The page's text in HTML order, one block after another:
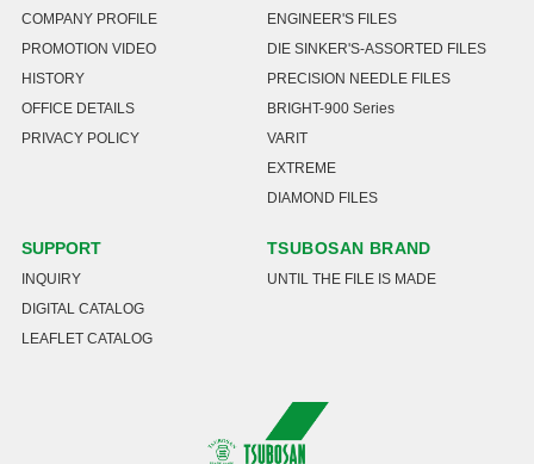
COMPANY PROFILE
PROMOTION VIDEO
HISTORY
OFFICE DETAILS
PRIVACY POLICY
ENGINEER'S FILES
DIE SINKER'S-ASSORTED FILES
PRECISION NEEDLE FILES
BRIGHT-900 Series
VARIT
EXTREME
DIAMOND FILES
SUPPORT
INQUIRY
DIGITAL CATALOG
LEAFLET CATALOG
TSUBOSAN BRAND
UNTIL THE FILE IS MADE